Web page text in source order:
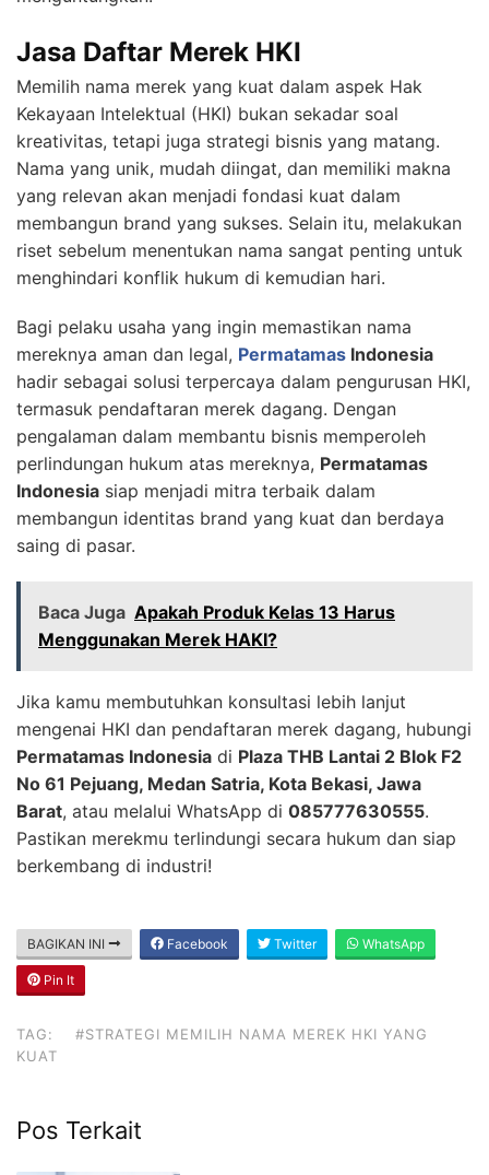
Jasa Daftar Merek HKI
Memilih nama merek yang kuat dalam aspek Hak
Kekayaan Intelektual (HKI) bukan sekadar soal
kreativitas, tetapi juga strategi bisnis yang matang.
Nama yang unik, mudah diingat, dan memiliki makna
yang relevan akan menjadi fondasi kuat dalam
membangun brand yang sukses. Selain itu, melakukan
riset sebelum menentukan nama sangat penting untuk
menghindari konflik hukum di kemudian hari.
Bagi pelaku usaha yang ingin memastikan nama
mereknya aman dan legal, Permatamas Indonesia
hadir sebagai solusi terpercaya dalam pengurusan HKI,
termasuk pendaftaran merek dagang. Dengan
pengalaman dalam membantu bisnis memperoleh
perlindungan hukum atas mereknya, Permatamas
Indonesia siap menjadi mitra terbaik dalam
membangun identitas brand yang kuat dan berdaya
saing di pasar.
Baca Juga Apakah Produk Kelas 13 Harus
Menggunakan Merek HAKI?
Jika kamu membutuhkan konsultasi lebih lanjut
mengenai HKI dan pendaftaran merek dagang, hubungi
Permatamas Indonesia di Plaza THB Lantai 2 Blok F2
No 61 Pejuang, Medan Satria, Kota Bekasi, Jawa
Barat, atau melalui WhatsApp di 085777630555.
Pastikan merekmu terlindungi secara hukum dan siap
berkembang di industri!
BAGIKAN INI Facebook Twitter WhatsApp
Pin It
TAG:
#STRATEGI MEMILIH NAMA MEREK HKI YANG
KUAT
Pos Terkait